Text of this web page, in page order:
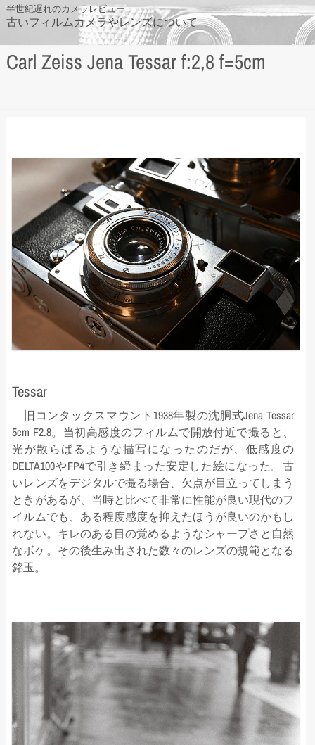
Skip
to
content
半世紀遅れのカメラレビュー
古いフィルムカメラやレンズについて
Carl Zeiss Jena Tessar f:2,8 f=5cm
Tessar
旧コンタックスマウント1938年製の沈胴式Jena Tessar
5cm F2.8。当初高感度のフィルムで開放付近で撮ると、
光が散らばるような描写になったのだが、低感度の
DELTA100やFP4で引き締まった安定した絵になった。古
いレンズをデジタルで撮る場合、欠点が目立ってしまう
ときがあるが、当時と比べて非常に性能が良い現代のフ
イルムでも、ある程度感度を抑えたほうが良いのかもし
れない。キレのある目の覚めるようなシャープさと自然
なボケ。その後生み出された数々のレンズの規範となる
銘玉。